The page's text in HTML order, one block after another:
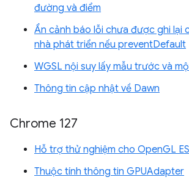
đường và điểm
Ẩn cảnh báo lỗi chưa được ghi lại
nhà phát triển nếu preventDefault
WGSL nội suy lấy mẫu trước và
Thông tin cập nhật về Dawn
Chrome 127
Hỗ trợ thử nghiệm cho OpenGL
Thuộc tính thông tin GPUAdapter